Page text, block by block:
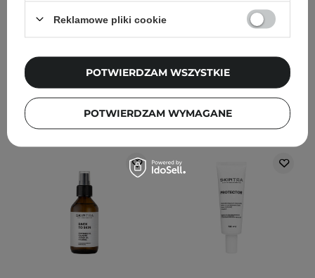
53,00 zł
DODAJ DO KOSZYKA
48,00 zł
DODAJ DO KOSZYKA
Reklamowe pliki cookie
POTWIERDZAM WYMAGANE
POTWIERDZAM WSZYSTKIE